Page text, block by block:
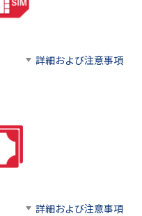
詳細および注意事項
詳細および注意事項